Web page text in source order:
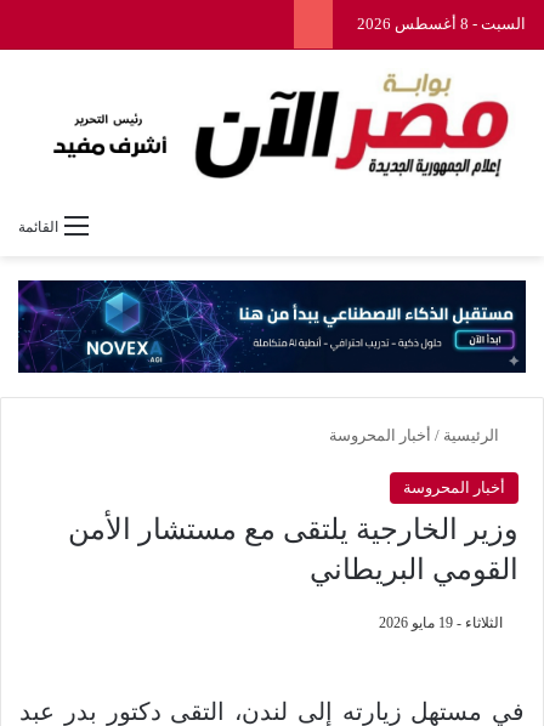
السبت - 8 أغسطس 2026
القائمة
الرئيسية / أخبار المحروسة
أخبار المحروسة
وزير الخارجية يلتقى مع مستشار الأمن
القومي البريطاني
الثلاثاء - 19 مايو 2026
في مستهل زيارته إلى لندن، التقى دكتور بدر عبد